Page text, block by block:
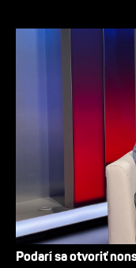
Podarí sa otvoriť